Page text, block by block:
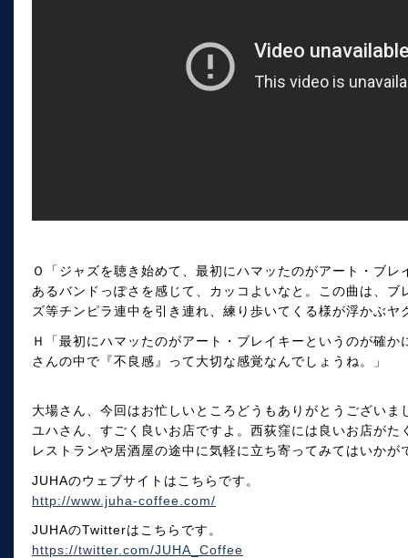
Ｏ「ジャズを聴き始めて、最初にハマッたのがアート・ブ
あるバンドっぽさを感じて、カッコよいなと。この曲は、
ズ等チンピラ連中を引き連れ、練り歩いてくる様が浮かぶ
Ｈ「最初にハマッたのがアート・ブレイキーというのが確
さんの中で『不良感』って大切な感覚なんでしょうね。」
大場さん、今回はお忙しいところどうもありがとうございま
ユハさん、すごく良いお店ですよ。西荻窪には良いお店が
レストランや居酒屋の途中に気軽に立ち寄ってみてはいかが
JUHAのウェブサイトはこちらです。
http://www.juha-coffee.com/
JUHAのTwitterはこちらです。
https://twitter.com/JUHA_Coffee